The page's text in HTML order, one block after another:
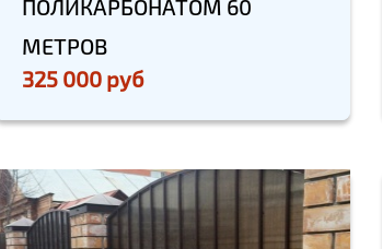
ПОЛИКАРБОНАТОМ 60
МЕТРОВ
325 000 руб